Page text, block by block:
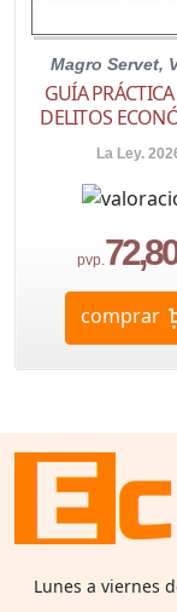
Magro Servet,
GUÍA
DELITOS
La Ley.
pvp.
comprar
Lunes a viernes